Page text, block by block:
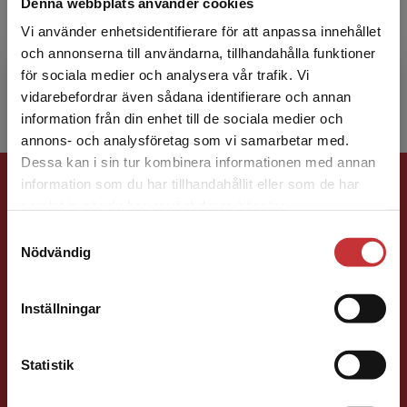
Vi använder enhetsidentifierare för att anpassa innehållet
och annonserna till användarna, tillhandahålla funktioner
för sociala medier och analysera vår trafik. Vi
vidarebefordrar även sådana identifierare och annan
information från din enhet till de sociala medier och
annons- och analysföretag som vi samarbetar med.
Dessa kan i sin tur kombinera informationen med annan
information som du har tillhandahållit eller som de har
Nödvändig
Inställningar
Statistik
Begränsad fraktregion
Det verkar som att du besöker
studentlitteratur.se via en enhet utanför Sverige.
Vi erbjuder inte leveranser utanför Sverige. För
att kunna slutföra ett köp måste
Annika Theodorsson är lektor i statsvetenskap
vid Högskolan Väst där hon forskar om
hedersproblematik, maktstrukturer och
normkritik samt frågor om...
Förlagskontakt
Forskningsmetodik